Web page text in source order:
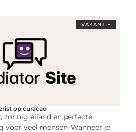
VAKANTIE
op curacao
zonnig eiland en perfecte
voor veel mensen. Wanneer je